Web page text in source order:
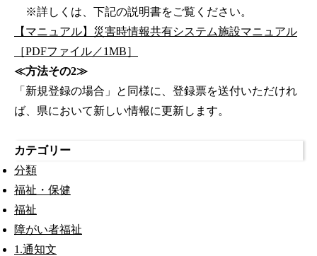
※詳しくは、下記の説明書をご覧ください。
【マニュアル】災害時情報共有システム施設マニュアル
［PDFファイル／1MB］
≪方法その2≫
「新規登録の場合」と同様に、登録票を送付いただけれ
ば、県において新しい情報に更新します。
カテゴリー
分類
福祉・保健
福祉
障がい者福祉
1.通知文